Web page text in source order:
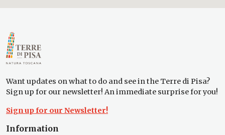
Want updates on what to do and see in the Terre di Pisa?
Sign up for our newsletter! An immediate surprise for you!
Sign up for our Newsletter!
Information